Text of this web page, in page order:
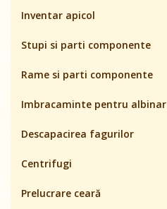
Inventar apicol
Stupi si parti componente
Rame si parti componente
Imbracaminte pentru albinar
Descapacirea fagurilor
Centrifugi
Prelucrare ceară